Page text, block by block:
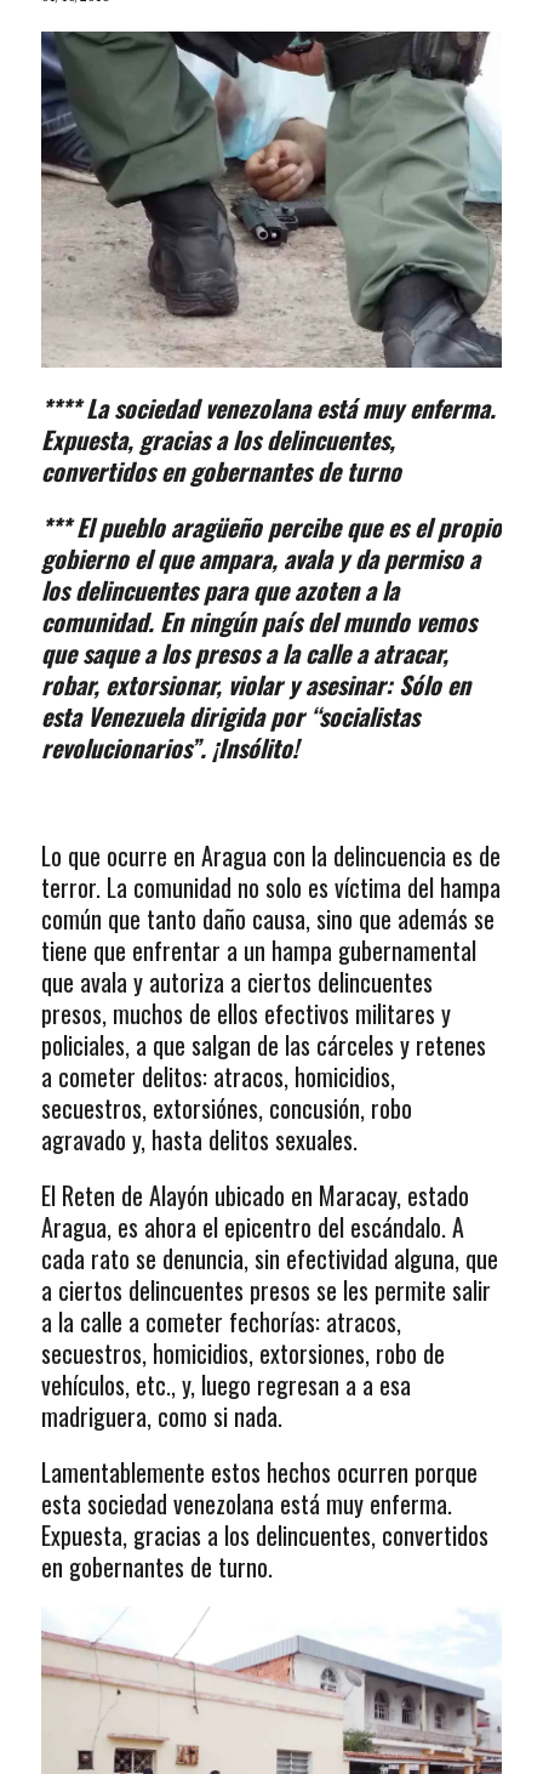
**** La sociedad venezolana está muy enferma.
Expuesta, gracias a los delincuentes,
convertidos en gobernantes de turno
*** El pueblo aragüeño percibe que es el propio
gobierno el que ampara, avala y da permiso a
los delincuentes para que azoten a la
comunidad. En ningún país del mundo vemos
que saque a los presos a la calle a atracar,
robar, extorsionar, violar y asesinar: Sólo en
esta Venezuela dirigida por “socialistas
revolucionarios”. ¡Insólito!
Lo que ocurre en Aragua con la delincuencia es de
terror. La comunidad no solo es víctima del hampa
común que tanto daño causa, sino que además se
tiene que enfrentar a un hampa gubernamental
que avala y autoriza a ciertos delincuentes
presos, muchos de ellos efectivos militares y
policiales, a que salgan de las cárceles y retenes
a cometer delitos: atracos, homicidios,
secuestros, extorsiónes, concusión, robo
agravado y, hasta delitos sexuales.
El Reten de Alayón ubicado en Maracay, estado
Aragua, es ahora el epicentro del escándalo. A
cada rato se denuncia, sin efectividad alguna, que
a ciertos delincuentes presos se les permite salir
a la calle a cometer fechorías: atracos,
secuestros, homicidios, extorsiones, robo de
vehículos, etc., y, luego regresan a a esa
madriguera, como si nada.
Lamentablemente estos hechos ocurren porque
esta sociedad venezolana está muy enferma.
Expuesta, gracias a los delincuentes, convertidos
en gobernantes de turno.